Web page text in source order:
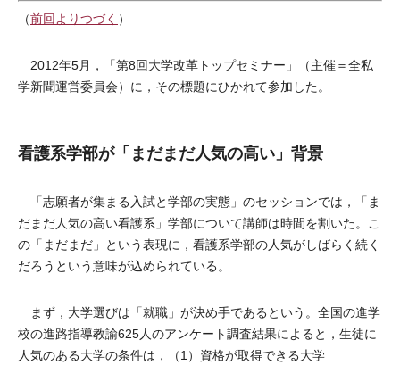
（前回よりつづく ）
2012年5月，「第8回大学改革トップセミナー」（主催＝全私
学新聞運営委員会）に，その標題にひかれて参加した。
看護系学部が「まだまだ人気の高い」背景
「志願者が集まる入試と学部の実態」のセッションでは，「ま
だまだ人気の高い看護系」学部について講師は時間を割いた。こ
の「まだまだ」という表現に，看護系学部の人気がしばらく続く
だろうという意味が込められている。
まず，大学選びは「就職」が決め手であるという。全国の進学
校の進路指導教諭625人のアンケート調査結果によると，生徒に
人気のある大学の条件は，（1）資格が取得できる大学